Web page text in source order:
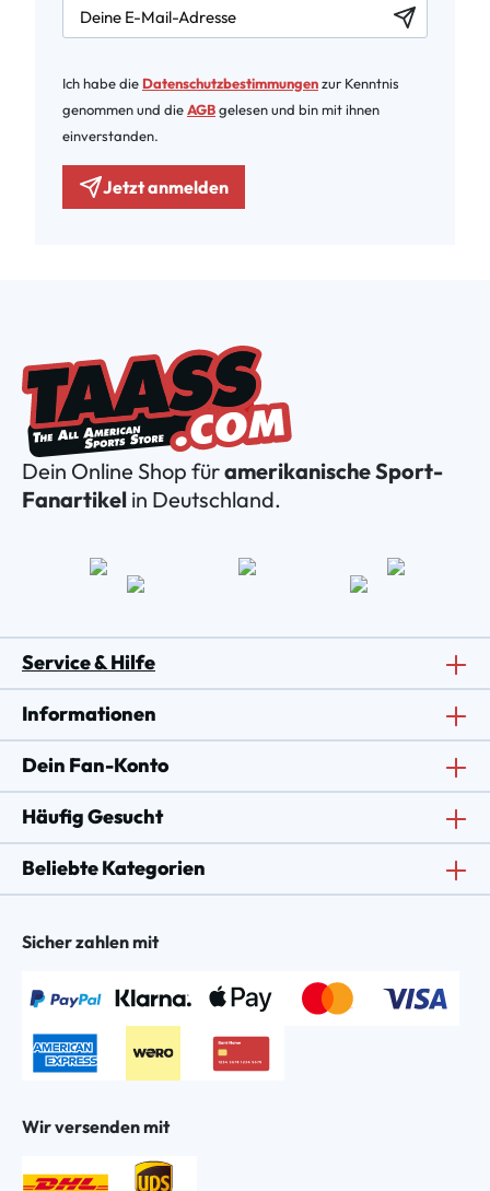
Ich habe die Datenschutzbestimmungenzur Kenntnis
genommen und dieAGBgelesen und bin mit ihnen
einverstanden.
Jetzt anmelden
Dein Online Shop füramerikanische Sport-
Fanartikel in Deutschland.
Service & Hilfe
Informationen
Dein Fan-Konto
Häufig Gesucht
Beliebte Kategorien
Sicher zahlen mit
Wir versenden mit